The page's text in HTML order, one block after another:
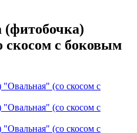
(фитобочка)
с боковым